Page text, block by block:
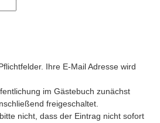
Ihre E-Mail Adresse wird
im Gästebuch zunächst
freigeschaltet.
nicht, dass der Eintrag nicht sofort